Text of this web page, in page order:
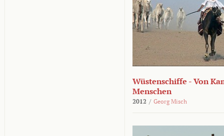
Wüstenschiffe - Von
Menschen
2012 / Georg Misch